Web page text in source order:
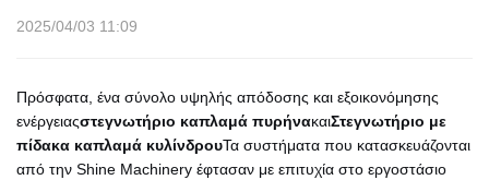
2025/04/03 11:09
Πρόσφατα, ένα σύνολο υψηλής απόδοσης και εξοικονόμησης
ενέργειαςστεγνωτήριο καπλαμά πυρήνακαιΣτεγνωτήριο με
πίδακα καπλαμά κυλίνδρουΤα συστήματα που κατασκευάζονται
από την Shine Machinery έφτασαν με επιτυχία στο εργοστάσιο